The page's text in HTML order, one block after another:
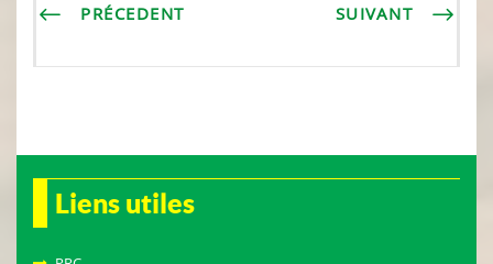
PRÉCEDENT SUIVANT
Liens utiles